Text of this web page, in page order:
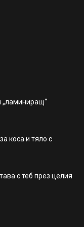
„ламиниращ“
коса и тяло с
с теб през целия